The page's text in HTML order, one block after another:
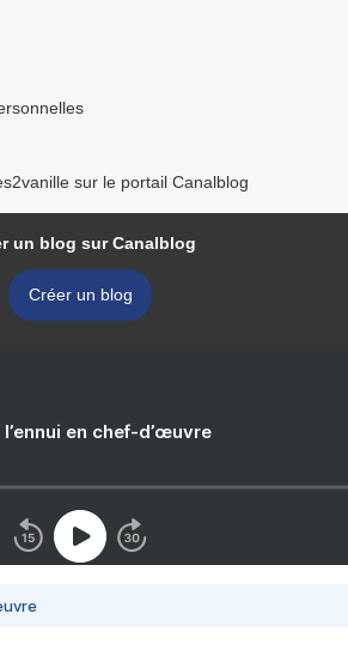
sur le portail Canalblog
un blog sur Canalblog
Créer un blog
en chef-d’œuvre